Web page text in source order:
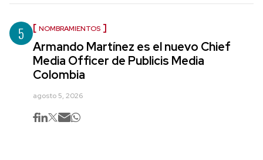
5 NOMBRAMIENTOS
Armando Martínez es el nuevo Chief
Media Officer de Publicis Media
Colombia
agosto 5, 2026